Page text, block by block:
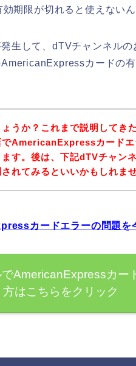
期限が切れると使えない
生して、dTVチャンネル
カードの
うか？これまで説明してき
でAmericanExpressカードエ
す。後は、下記dTVチャン
れてみるといいかもしれませ
カードエラーの問題を
AmericanExpressカー
方はこちらをクリック